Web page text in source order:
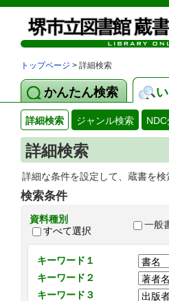
トップページ > 詳細検索
かんたん検索
詳細検索 ジャンル検索
詳細検索
詳細な条件を設定して、蔵書を検
検索条件
資料種別
すべて選択
一般
キーワード１
キーワード２
キーワード３